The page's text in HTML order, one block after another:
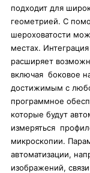
подходит для
геометрией. С
шероховатости
местах.
расширяет
включая боковое
достижимым с
программное
которые будут
измеряться
микроскопии.
автоматизации,
изображений,